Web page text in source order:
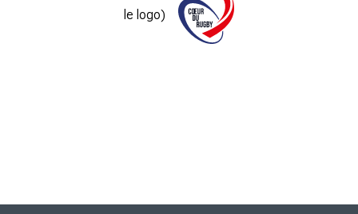
le logo)